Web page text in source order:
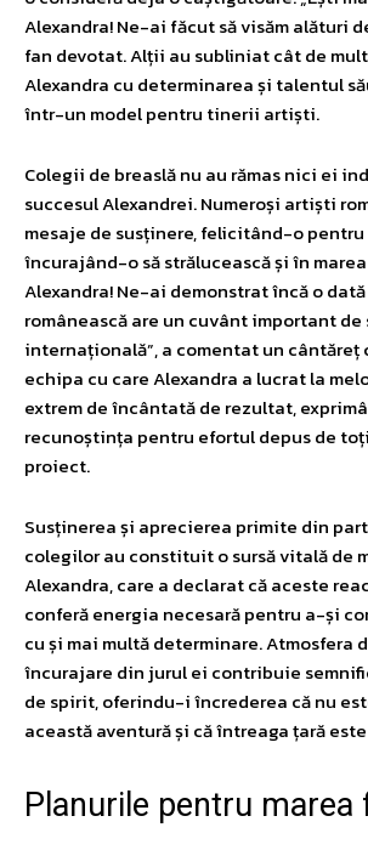
Alexandra! Ne-ai făcut să visăm alături
fan devotat. Alții au subliniat cât de
Alexandra cu determinarea și talentul
într-un model pentru tinerii artiști.
Colegii de breaslă nu au rămas nici ei
succesul Alexandrei. Numeroși artiști
mesaje de susținere, felicitând-o
încurajând-o să strălucească și în marea
Alexandra! Ne-ai demonstrat încă o
românească are un cuvânt important de
internațională”, a comentat un cântăreț
echipa cu care Alexandra a lucrat la
extrem de încântată de rezultat,
recunoștința pentru efortul depus de
proiect.
Susținerea și aprecierea primite din
colegilor au constituit o sursă vitală de
Alexandra, care a declarat că aceste
conferă energia necesară pentru a-și
cu și mai multă determinare. Atmosfera
încurajare din jurul ei contribuie
de spirit, oferindu-i încrederea că nu
această aventură și că întreaga țară
Planurile pentru marea